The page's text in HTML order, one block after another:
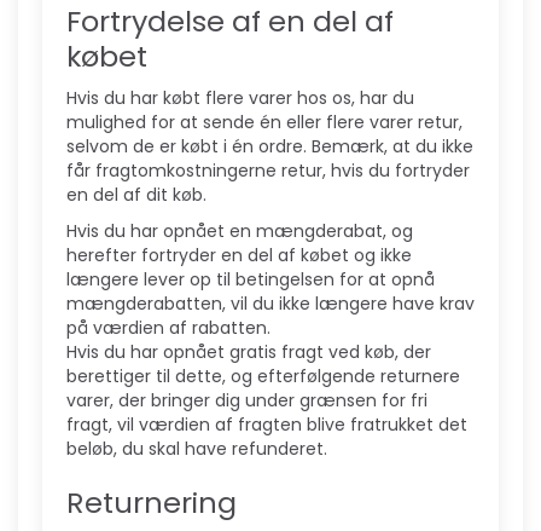
Fortrydelse af en del af
købet
Hvis du har købt flere varer hos os, har du
mulighed for at sende én eller flere varer retur,
selvom de er købt i én ordre. Bemærk, at du ikke
får fragtomkostningerne retur, hvis du fortryder
en del af dit køb.
Hvis du har opnået en mængderabat, og
herefter fortryder en del af købet og ikke
længere lever op til betingelsen for at opnå
mængderabatten, vil du ikke længere have krav
på værdien af rabatten.
Hvis du har opnået gratis fragt ved køb, der
berettiger til dette, og efterfølgende returnere
varer, der bringer dig under grænsen for fri
fragt, vil værdien af fragten blive fratrukket det
beløb, du skal have refunderet.
Returnering